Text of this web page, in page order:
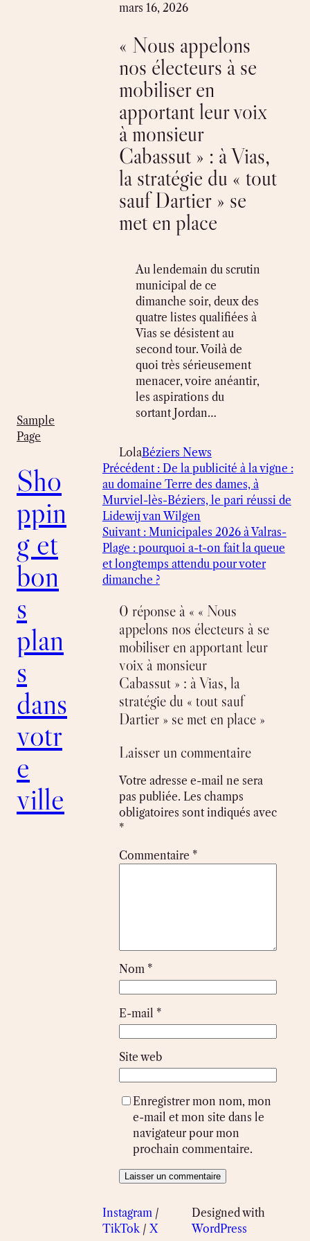
Sample
Page
Sho
ppin
g et
bon
s
plan
s
dans
votr
e
ville
mars 16, 2026
« Nous appelons
nos électeurs à se
mobiliser en
apportant leur voix
à monsieur
Cabassut » : à Vias,
la stratégie du « tout
sauf Dartier » se
met en place
Au lendemain du scrutin
municipal de ce
dimanche soir, deux des
quatre listes qualifiées à
Vias se désistent au
second tour. Voilà de
quoi très sérieusement
menacer, voire anéantir,
les aspirations du
sortant Jordan…
LolaBéziers News
Précédent : De la publicité à la vigne :
au domaine Terre des dames, à
Murviel-lès-Béziers, le pari réussi de
Lidewij van Wilgen
Suivant : Municipales 2026 à Valras-
Plage : pourquoi a-t-on fait la queue
et longtemps attendu pour voter
dimanche ?
0 réponse à « « Nous
appelons nos électeurs à se
mobiliser en apportant leur
voix à monsieur
Cabassut » : à Vias, la
stratégie du « tout sauf
Dartier » se met en place »
Laisser un commentaire
Votre adresse e-mail ne sera
pas publiée. Les champs
obligatoires sont indiqués avec
*
Commentaire *
Nom *
E-mail *
Site web
Enregistrer mon nom, mon
e-mail et mon site dans le
navigateur pour mon
prochain commentaire.
Instagram/
TikTok/ X
Designed with
WordPress